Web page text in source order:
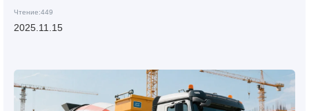
Чтение:449
2025.11.15